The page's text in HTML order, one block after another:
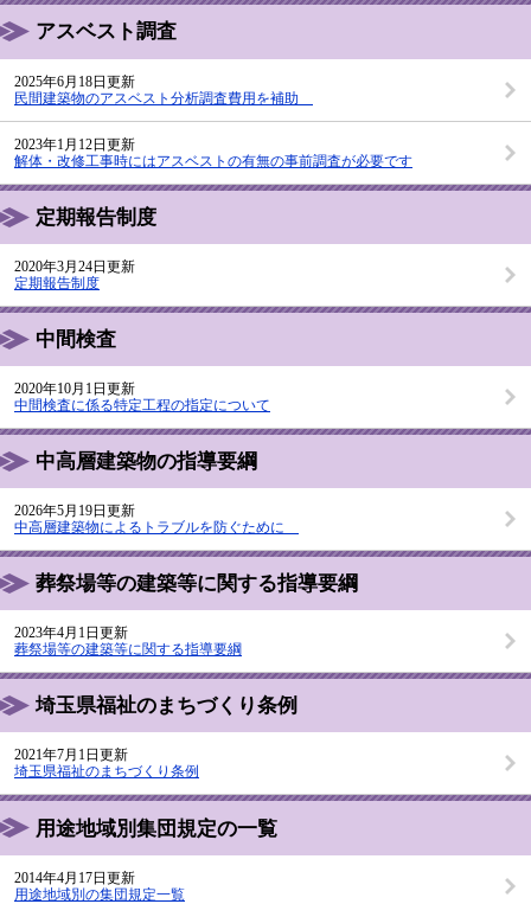
アスベスト調査
2025年6月18日更新
民間建築物のアスベスト分析調査費用を補助
2023年1月12日更新
解体・改修工事時にはアスベストの有無の事前調査が必要です
定期報告制度
2020年3月24日更新
定期報告制度
中間検査
2020年10月1日更新
中間検査に係る特定工程の指定について
中高層建築物の指導要綱
2026年5月19日更新
中高層建築物によるトラブルを防ぐために
葬祭場等の建築等に関する指導要綱
2023年4月1日更新
葬祭場等の建築等に関する指導要綱
埼玉県福祉のまちづくり条例
2021年7月1日更新
埼玉県福祉のまちづくり条例
用途地域別集団規定の一覧
2014年4月17日更新
用途地域別の集団規定一覧